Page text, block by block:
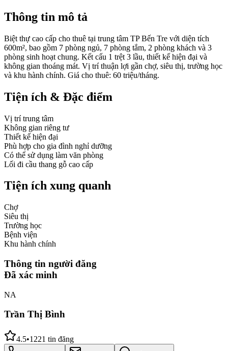
Thông tin mô tả
Biệt thự cao cấp cho thuê tại trung tâm TP Bến Tre với diện tích
600m², bao gồm 7 phòng ngủ, 7 phòng tắm, 2 phòng khách và 3
phòng sinh hoạt chung. Kết cấu 1 trệt 3 lầu, thiết kế hiện đại và
không gian thoáng mát. Vị trí thuận lợi gần chợ, siêu thị, trường học
và khu hành chính. Giá cho thuê: 60 triệu/tháng.
Tiện ích & Đặc điểm
Vị trí trung tâm
Không gian riêng tư
Thiết kế hiện đại
Phù hợp cho gia đình nghỉ dưỡng
Có thể sử dụng làm văn phòng
Lối đi cầu thang gỗ cao cấp
Tiện ích xung quanh
Chợ
Siêu thị
Trường học
Bệnh viện
Khu hành chính
Thông tin người đăng
Đã xác minh
NA
Trần Thị Bình
4.5•1221 tin đăng